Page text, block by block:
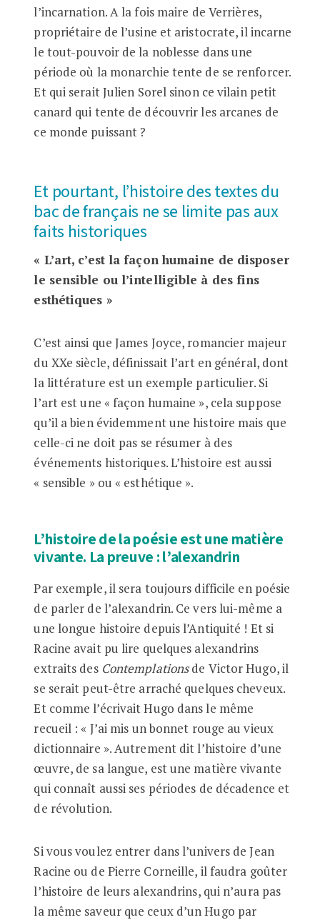
l’incarnation. A la fois maire de Verrières,
propriétaire de l’usine et aristocrate, il incarne
le tout-pouvoir de la noblesse dans une
période où la monarchie tente de se renforcer.
Et qui serait Julien Sorel sinon ce vilain petit
canard qui tente de découvrir les arcanes de
ce monde puissant ?
Et pourtant, l’histoire des textes du
bac de français ne se limite pas aux
faits historiques
« L’art, c’est la façon humaine de disposer
le sensible ou l’intelligible à des fins
esthétiques »
C’est ainsi que James Joyce, romancier majeur
du XXe siècle, définissait l’art en général, dont
la littérature est un exemple particulier. Si
l’art est une « façon humaine », cela suppose
qu’il a bien évidemment une histoire mais que
celle-ci ne doit pas se résumer à des
événements historiques. L’histoire est aussi
« sensible » ou « esthétique ».
L’histoire de la poésie est une matière
vivante. La preuve : l’alexandrin
Par exemple, il sera toujours difficile en poésie
de parler de l’alexandrin. Ce vers lui-même a
une longue histoire depuis l’Antiquité ! Et si
Racine avait pu lire quelques alexandrins
extraits des Contemplationsde Victor Hugo, il
se serait peut-être arraché quelques cheveux.
Et comme l’écrivait Hugo dans le même
recueil : « J’ai mis un bonnet rouge au vieux
dictionnaire ». Autrement dit l’histoire d’une
œuvre, de sa langue, est une matière vivante
qui connaît aussi ses périodes de décadence et
de révolution.
Si vous voulez entrer dans l’univers de Jean
Racine ou de Pierre Corneille, il faudra goûter
l’histoire de leurs alexandrins, qui n’aura pas
la même saveur que ceux d’un Hugo par